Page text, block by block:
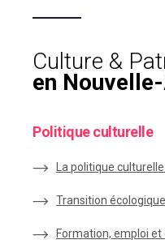
Culture &
en
Politique culturelle
La politique
Transition écologique
Formation, emploi